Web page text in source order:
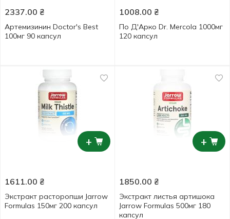
2337.00 ₴
Артемизинин Doctor's Best
100мг 90 капсул
1008.00 ₴
По Д'Арко Dr. Mercola 1000мг
120 капсул
+
1611.00 ₴
Экстракт расторопши Jarrow
Formulas 150мг 200 капсул
+
1850.00 ₴
Экстракт листья артишока
Jarrow Formulas 500мг 180
капсул